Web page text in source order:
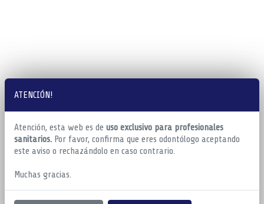
ATENCIÓN!
Atención, esta web es de uso exclusivo para profesionales
sanitarios. Por favor, confirma que eres odontólogo aceptando
este aviso o rechazándolo en caso contrario.
Muchas gracias.